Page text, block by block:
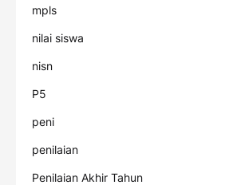
mpls
nilai siswa
nisn
P5
peni
penilaian
Penilaian Akhir Tahun